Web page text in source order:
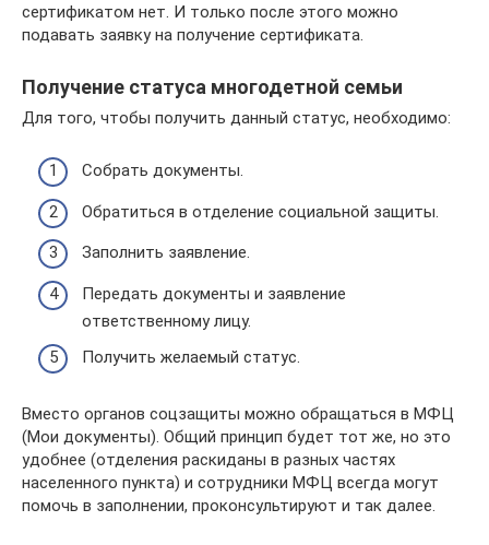
сертификатом нет. И только после этого можно
подавать заявку на получение сертификата.
Получение статуса многодетной семьи
Для того, чтобы получить данный статус, необходимо:
Собрать документы.
Обратиться в отделение социальной защиты.
Заполнить заявление.
Передать документы и заявление
ответственному лицу.
Получить желаемый статус.
Вместо органов соцзащиты можно обращаться в МФЦ
(Мои документы). Общий принцип будет тот же, но это
удобнее (отделения раскиданы в разных частях
населенного пункта) и сотрудники МФЦ всегда могут
помочь в заполнении, проконсультируют и так далее.